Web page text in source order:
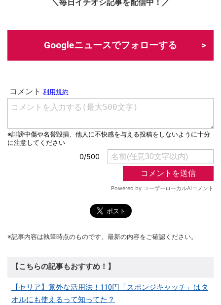
＼毎日イチオシ記事を配信中！／
Googleニュースでフォローする
※記事内容は執筆時点のものです。最新の内容をご確認ください。
【こちらの記事もおすすめ！】
【セリア】意外な活用法！110円「スポンジキャッチ」はタ
オルにも使えるって知ってた？